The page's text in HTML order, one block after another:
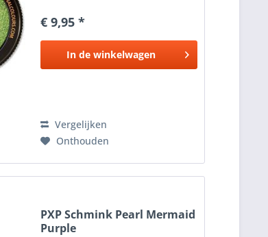
extreem goede dekking en is
dus perfect voor...
€ 9,95 *
In de winkelwagen
Vergelijken
Onthouden
PXP Schmink Pearl Mermaid
Purple